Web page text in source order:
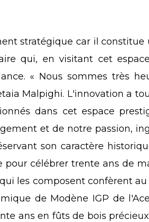
stratégique car il
qui, en visitant cet
« Nous sommes très
Malpighi. L'innovation a
dans cet espace
et de notre passion,
son caractère
célébrer trente ans de
les composent confèrent
de Modène IGP de
ans en fûts de bois